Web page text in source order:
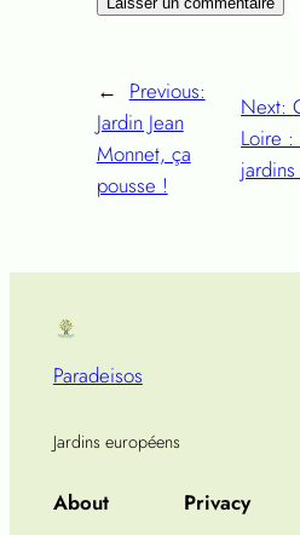
← Previous:
Jardin Jean
Monnet, ça
pousse !
Next:
Loire :
Paradeisos
Jardins européens
About Privacy